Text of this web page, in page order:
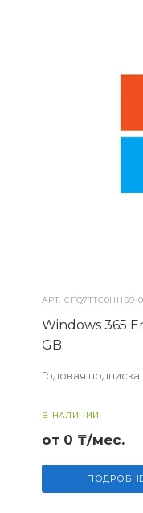
АРТ.CFQ7TTC0HHS9-
Windows 365
GB
Годовая
В НАЛИЧИИ
от 0 ₸/мес.